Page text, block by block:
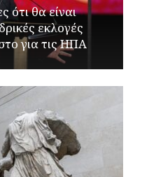
θα είναι
εκλογές
για τις ΗΠΑ